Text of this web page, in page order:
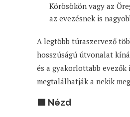
Körösökön vagy az
az evezésnek is
A legtöbb túraszervező
hosszúságú útvonalat
és a gyakorlottabb evezők
megtalálhatják a nekik
🟩 Nézd